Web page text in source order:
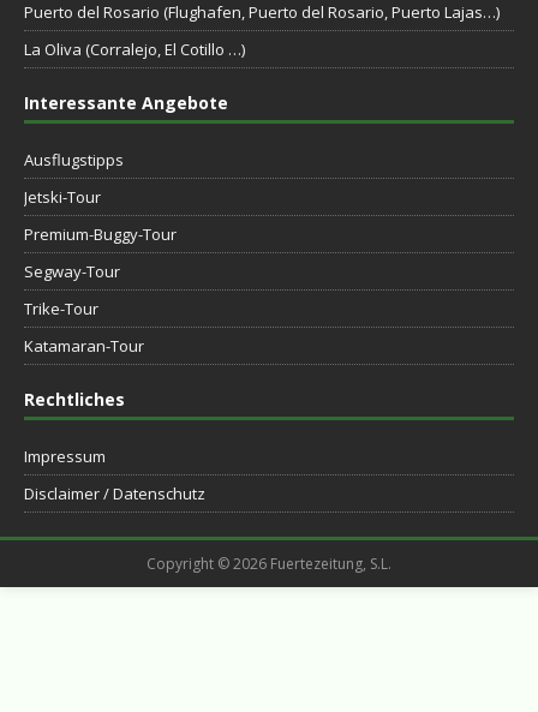
Puerto del Rosario (Flughafen, Puerto del Rosario, Puerto Lajas…)
La Oliva (Corralejo, El Cotillo …)
Interessante Angebote
Ausflugstipps
Jetski-Tour
Premium-Buggy-Tour
Segway-Tour
Trike-Tour
Katamaran-Tour
Rechtliches
Impressum
Disclaimer / Datenschutz
Copyright © 2026 Fuertezeitung, S.L.